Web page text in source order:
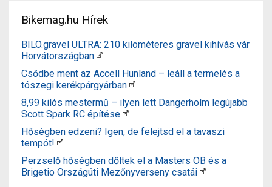
Bikemag.hu Hírek
BILO.gravel ULTRA: 210 kilométeres gravel kihívás vár
Horvátországban
Csődbe ment az Accell Hunland – leáll a termelés a
tószegi kerékpárgyárban
8,99 kilós mestermű – ilyen lett Dangerholm legújabb
Scott Spark RC építése
Hőségben edzeni? Igen, de felejtsd el a tavaszi
tempót!
Perzselő hőségben dőltek el a Masters OB és a
Brigetio Országúti Mezőnyverseny csatái